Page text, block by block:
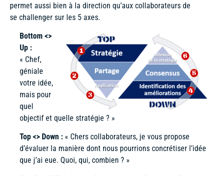
permet aussi bien à la direction qu’aux collaborateurs de
se challenger sur les 5 axes.
Bottom <>
Up :
« Chef,
géniale
votre idée,
mais pour
quel
objectif et quelle stratégie ? »
Top <> Down : « Chers collaborateurs, je vous propose
d’évaluer la manière dont nous pourrions concrétiser l’idée
que j’ai eue. Quoi, qui, combien ? »